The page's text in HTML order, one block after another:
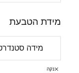
מידת הטבעת
נקה